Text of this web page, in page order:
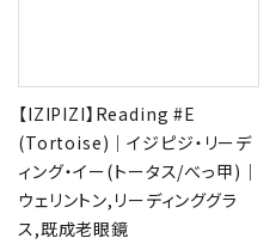
【IZIPIZI】Reading #E
(Tortoise)｜イジピジ・リーデ
ィング・イー(トータス/べっ甲)｜
ウェリントン,リーディンググラ
ス,既成老眼鏡